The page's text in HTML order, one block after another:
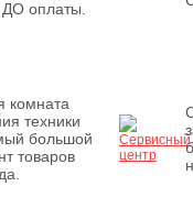
ДО оплаты.
комната
техники
большой
товаров